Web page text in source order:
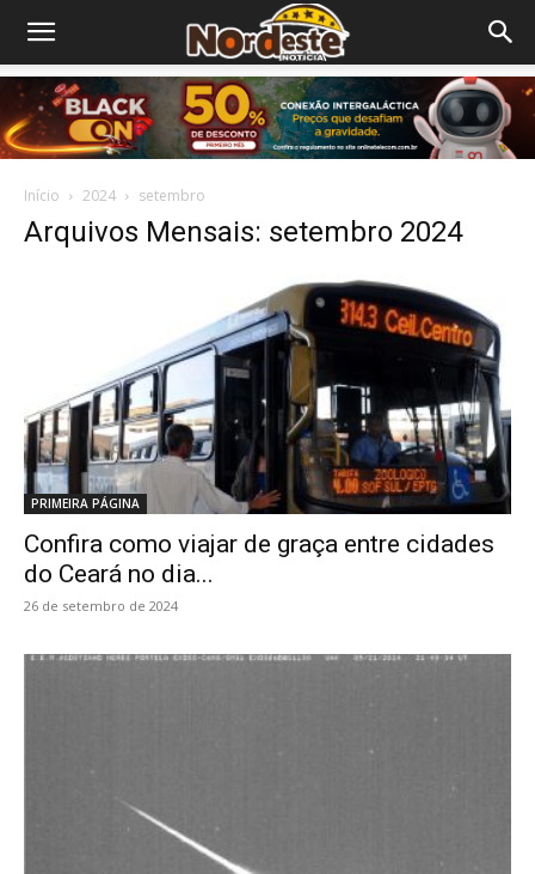
Início 2024 setembro
Arquivos Mensais: setembro 2024
PRIMEIRA PÁGINA
Confira como viajar de graça entre cidades
do Ceará no dia...
26 de setembro de 2024